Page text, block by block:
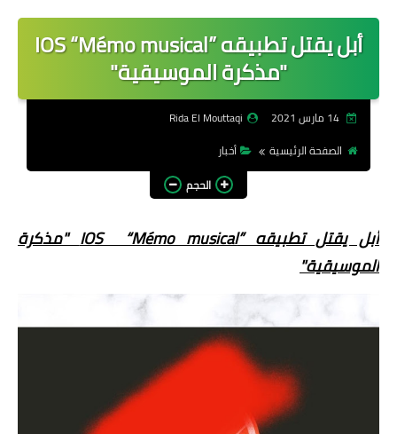
أبل يقتل تطبيقه ”IOS “Mémo musical
"مذكرة الموسيقية"
14 مارس 2021
Rida El Mouttaqi
الصفحة الرئيسية
أخبار
الحجم
أبل يقتل تطبيقه ”IOS “Mémo musical "مذكرة
الموسيقية"